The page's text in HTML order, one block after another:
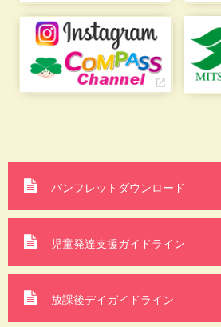
パンフレットダウンロード
児童発達支援ガイドライン
放課後デイガイドライン